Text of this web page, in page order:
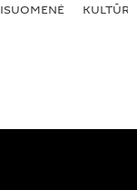
KULTŪRA